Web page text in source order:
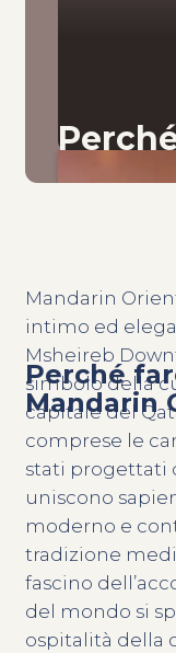
Perché
Mandarin
Mandarin
intimo ed
Msheireb
simbolo della
capitale del
comprese le
stati progettati
uniscono
moderno e
tradizione
fascino
del mondo si
ospitalità della